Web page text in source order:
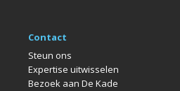
Contact
Steun ons
Expertise uitwisselen
Bezoek aan De Kade